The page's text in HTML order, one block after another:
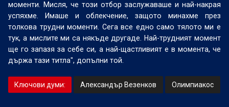
моменти. Мисля, че този отбор заслужаваше и най-накрая
успяхме. Имаше и облекчение, защото минахме през
толкова трудни моменти. Сега все едно само тялото ми е
тук, а мислите ми са някъде другаде. Най-трудният момент
ще го запазя за себе си, а най-щастливият е в момента, че
държа тази титла", допълни той.
Ключови думи: Александър Везенков Олимпиакос